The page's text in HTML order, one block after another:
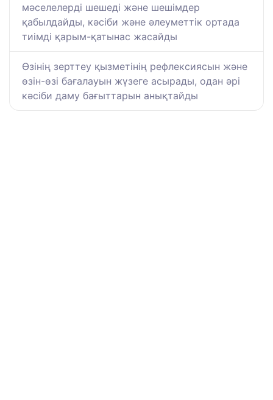
мәселелерді шешеді және шешімдер
қабылдайды, кәсіби және әлеуметтік ортада
тиімді қарым-қатынас жасайды
Өзінің зерттеу қызметінің рефлексиясын және
өзін-өзі бағалауын жүзеге асырады, одан әрі
кәсіби даму бағыттарын анықтайды